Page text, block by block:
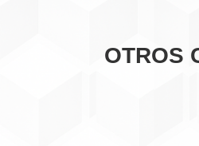
OTROS